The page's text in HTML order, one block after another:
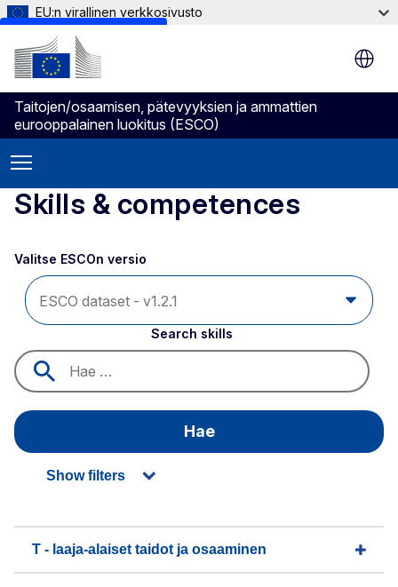
Skip to main content
EU:n virallinen verkkosivusto
Taitojen/osaamisen, pätevyyksien ja ammattien
eurooppalainen luokitus (ESCO)
Skills & competences
Valitse ESCOn versio
Search skills
Hae
Show filters
T - laaja-alaiset taidot ja osaaminen